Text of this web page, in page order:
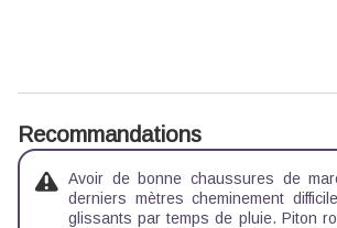
Recommandations
Avoir de bonne chaussures de
derniers mètres cheminement
glissants par temps de pluie. Piton